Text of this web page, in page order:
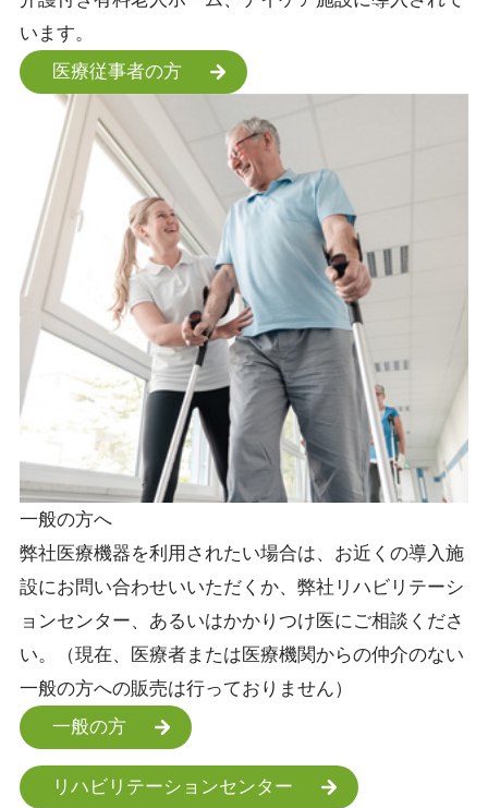
います。
医療従事者の方
一般の方へ
弊社医療機器を利用されたい場合は、お近くの導入施
設にお問い合わせいいただくか、弊社リハビリテーシ
ョンセンター、あるいはかかりつけ医にご相談くださ
い。（現在、医療者または医療機関からの仲介のない
一般の方への販売は行っておりません）
一般の方
リハビリテーションセンター